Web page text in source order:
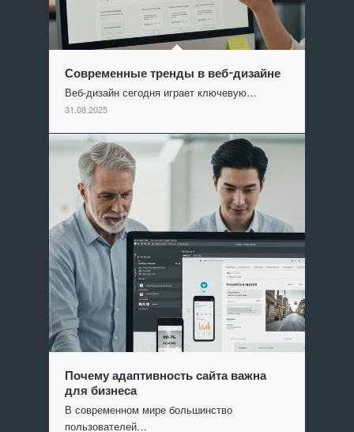
Современные тренды в веб-дизайне
Веб-дизайн сегодня играет ключевую…
31.08.2025
Почему адаптивность сайта важна
для бизнеса
В современном мире большинство
пользователей…